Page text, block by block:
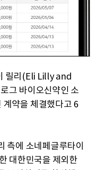
릴리(Eli Lilly and
그 바이오신약인 소
약을 체결했다고 6
측에 소네페글루타이
대한민국을 제외한